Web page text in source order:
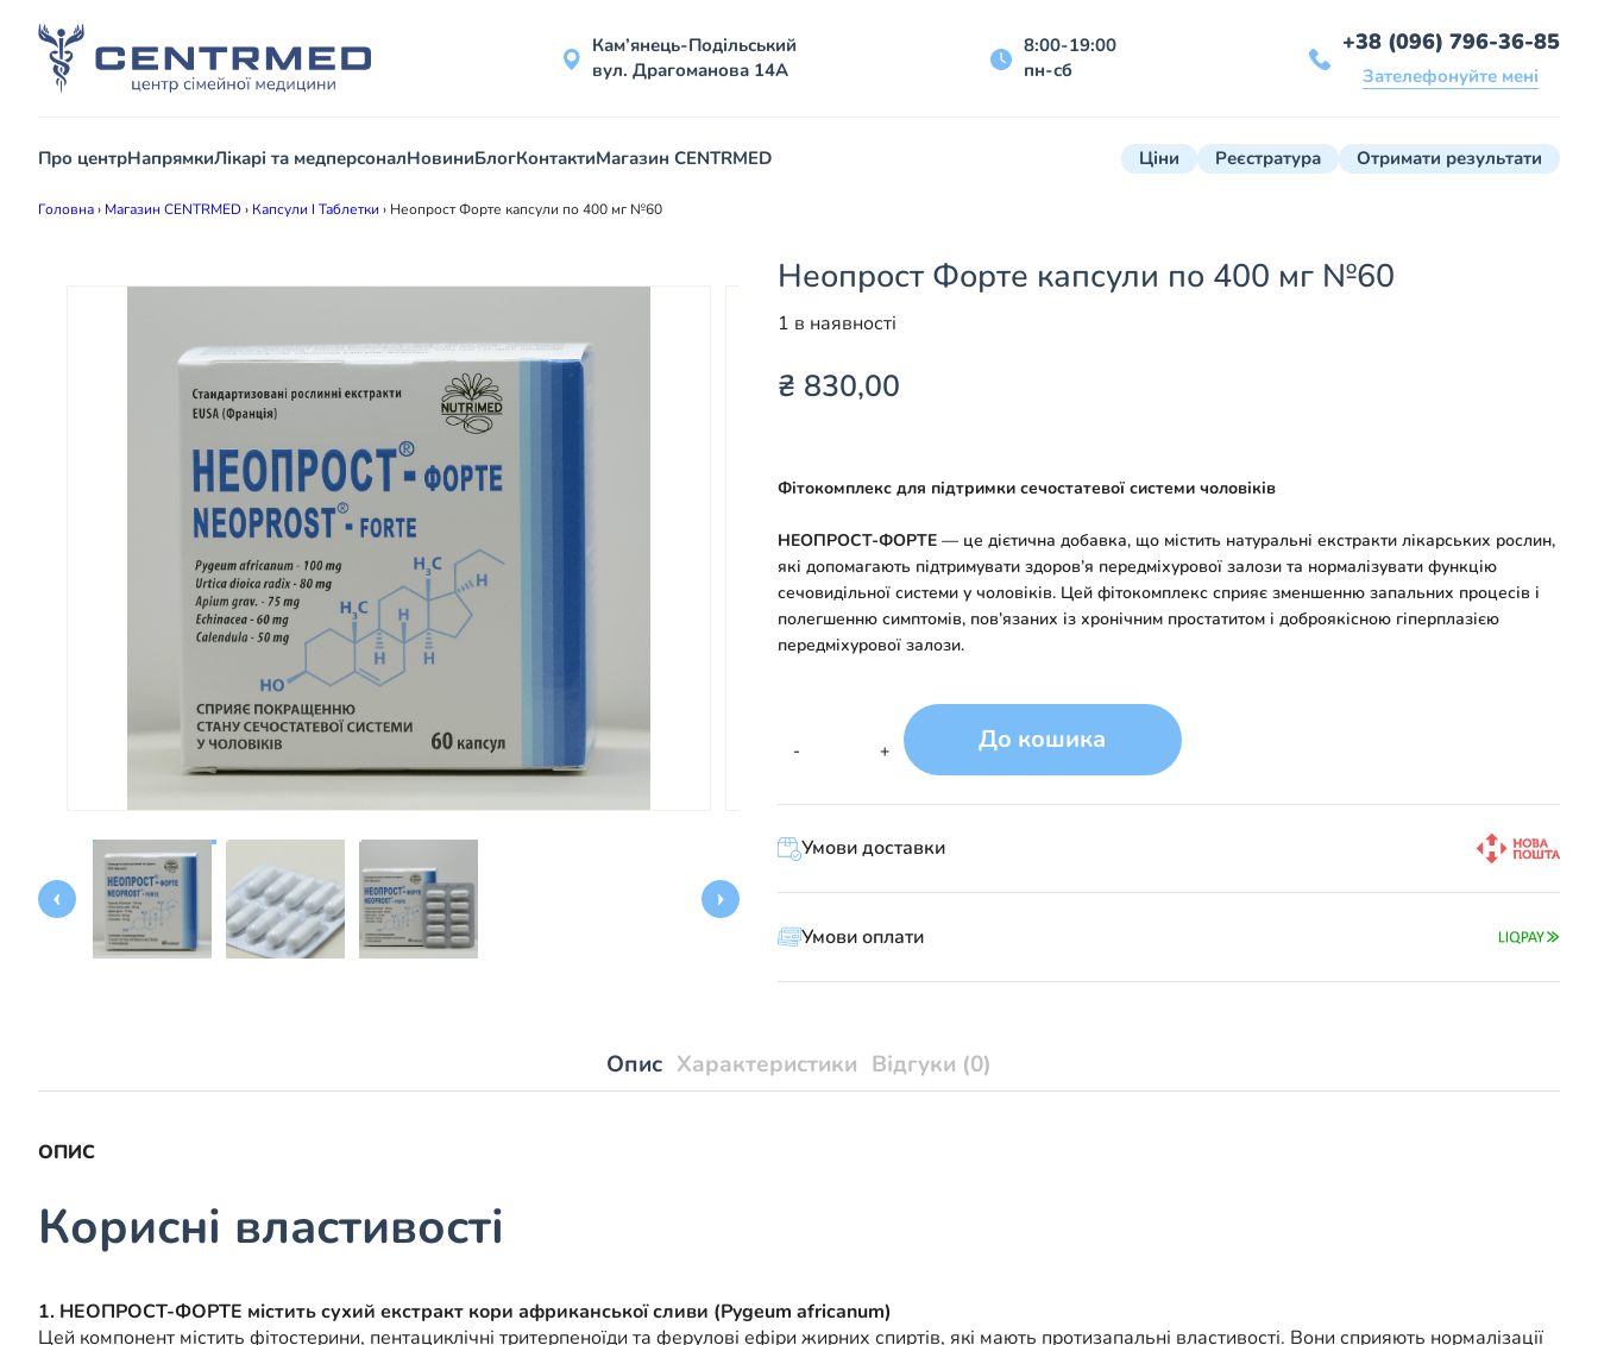
Кам’янець-Подільський
вул. Драгоманова 14А
8:00-19:00
пн-сб
+38 (096) 796-36-85
Зателефонуйте мені
Про центрНапрямкиЛікарі та медперсоналНовиниБлогКонтактиМагазин CENTRMED Ціни Реєстратура Отримати результати
Головна› Магазин CENTRMED› Капсули І Таблетки › Неопрост Форте капсули по 400 мг №60
Неопрост Форте капсули по 400 мг №60
1 в наявності
₴ 830,00
Фітокомплекс для підтримки сечостатевої системи чоловіків
НЕОПРОСТ-ФОРТЕ— це дієтична добавка, що містить натуральні екстракти лікарських рослин,
які допомагають підтримувати здоров’я передміхурової залози та нормалізувати функцію
сечовидільної системи у чоловіків. Цей фітокомплекс сприяє зменшенню запальних процесів і
полегшенню симптомів, пов’язаних із хронічним простатитом і доброякісною гіперплазією
передміхурової залози.
-
Неопрост
капсули
400
кількість
+ До кошика
Умови доставки
Умови оплати
Опис Характеристики Відгуки (0)
ОПИС
Корисні властивості
1. НЕОПРОСТ-ФОРТЕ містить сухий екстракт кори африканської сливи (Pygeum africanum)
Цей компонент містить фітостерини, пентациклічні тритерпеноїди та ферулові ефіри жирних спиртів, які мають протизапальні властивості. Вони сприяють нормалізації